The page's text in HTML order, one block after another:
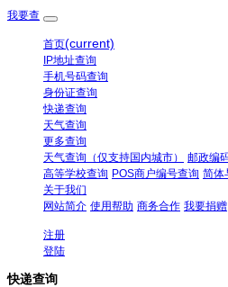
我要查
首页(current)
IP地址查询
手机号码查询
身份证查询
快递查询
天气查询
更多查询
天气查询（仅支持国内城市）
邮政编
高等学校查询 POS商户编号查询 简体
关于我们
网站简介 使用帮助 商务合作 我要捐赠
注册
登陆
快递查询